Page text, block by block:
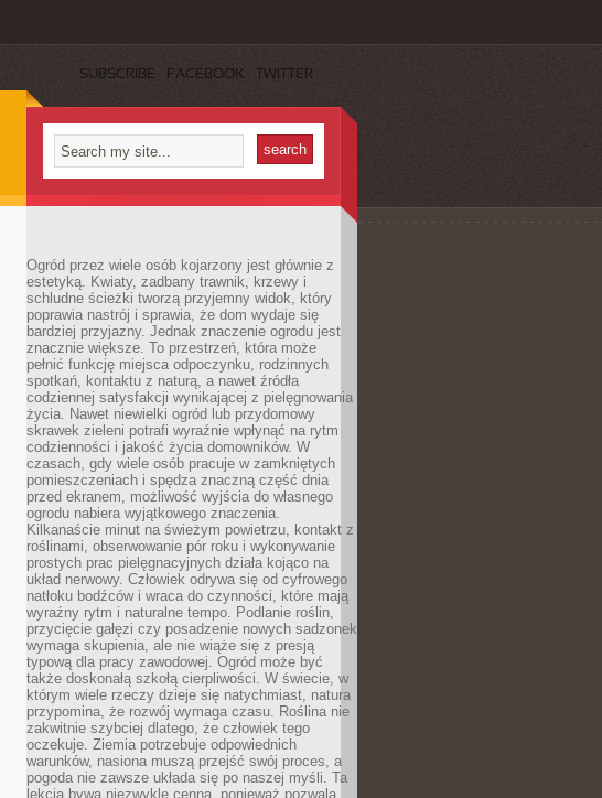
SUBSCRIBE FACEBOOK TWITTER
Ogród przez wiele osób kojarzony jest głównie z
estetyką. Kwiaty, zadbany trawnik, krzewy i
schludne ścieżki tworzą przyjemny widok, który
poprawia nastrój i sprawia, że dom wydaje się
bardziej przyjazny. Jednak znaczenie ogrodu jest
znacznie większe. To przestrzeń, która może
pełnić funkcję miejsca odpoczynku, rodzinnych
spotkań, kontaktu z naturą, a nawet źródła
codziennej satysfakcji wynikającej z pielęgnowania
życia. Nawet niewielki ogród lub przydomowy
skrawek zieleni potrafi wyraźnie wpłynąć na rytm
codzienności i jakość życia domowników. W
czasach, gdy wiele osób pracuje w zamkniętych
pomieszczeniach i spędza znaczną część dnia
przed ekranem, możliwość wyjścia do własnego
ogrodu nabiera wyjątkowego znaczenia.
Kilkanaście minut na świeżym powietrzu, kontakt z
roślinami, obserwowanie pór roku i wykonywanie
prostych prac pielęgnacyjnych działa kojąco na
układ nerwowy. Człowiek odrywa się od cyfrowego
natłoku bodźców i wraca do czynności, które mają
wyraźny rytm i naturalne tempo. Podlanie roślin,
przycięcie gałęzi czy posadzenie nowych sadzonek
wymaga skupienia, ale nie wiąże się z presją
typową dla pracy zawodowej. Ogród może być
także doskonałą szkołą cierpliwości. W świecie, w
którym wiele rzeczy dzieje się natychmiast, natura
przypomina, że rozwój wymaga czasu. Roślina nie
zakwitnie szybciej dlatego, że człowiek tego
oczekuje. Ziemia potrzebuje odpowiednich
warunków, nasiona muszą przejść swój proces, a
pogoda nie zawsze układa się po naszej myśli. Ta
lekcja bywa niezwykle cenna, ponieważ pozwala